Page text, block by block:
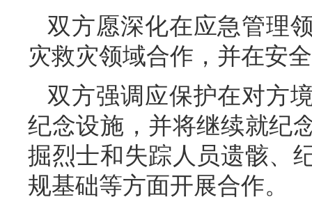
双方愿深化在应急管理
灾救灾领域合作，并在安
双方强调应保护在对方
纪念设施，并将继续就纪
掘烈士和失踪人员遗骸、
规基础等方面开展合作。